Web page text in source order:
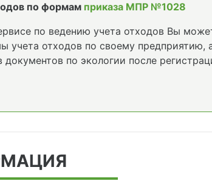
по формам приказа МПР №1028
по ведению учета отходов Вы
учета отходов по своему предприятию,
документов по экологии после